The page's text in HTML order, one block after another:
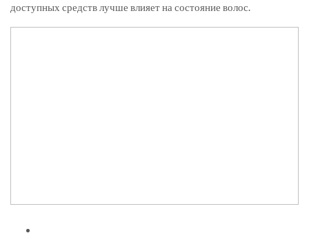
доступных средств лучше влияет на состояние волос.